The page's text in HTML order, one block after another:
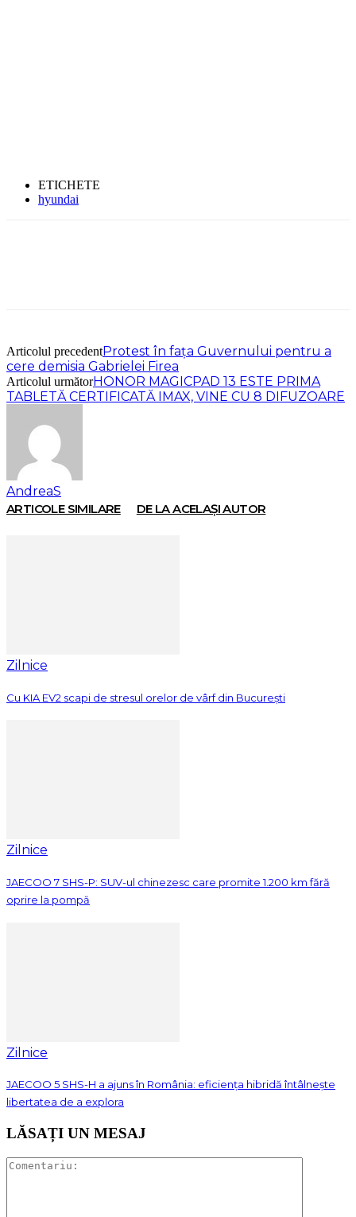
ETICHETE
hyundai
Articolul precedentProtest în fața Guvernului pentru a
cere demisia Gabrielei Firea
Articolul următorHONOR MAGICPAD 13 ESTE PRIMA
TABLETĂ CERTIFICATĂ IMAX, VINE CU 8 DIFUZOARE
AndreaS
ARTICOLE SIMILARE
DE LA ACELAȘI AUTOR
Zilnice
Cu KIA EV2 scapi de stresul orelor de vârf din București
Zilnice
JAECOO 7 SHS-P: SUV-ul chinezesc care promite 1.200 km fără
oprire la pompă
Zilnice
JAECOO 5 SHS-H a ajuns în România: eficiența hibridă întâlnește
libertatea de a explora
LĂSAȚI UN MESAJ